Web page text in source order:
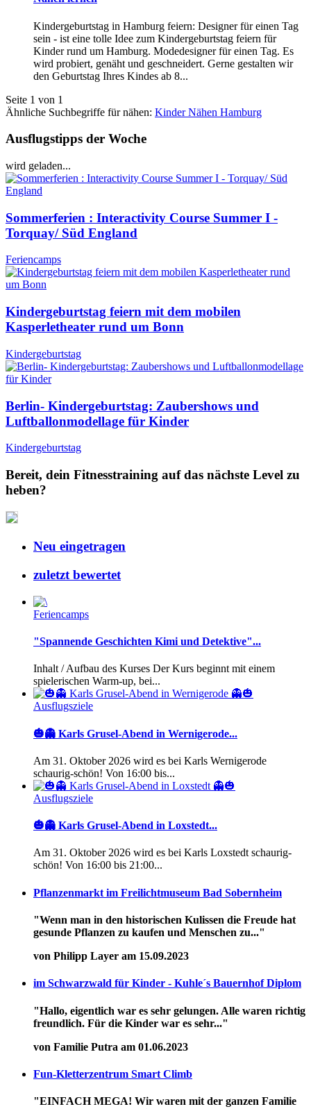
Kindergeburtstag in Hamburg feiern: Designer für einen Tag
sein - ist eine tolle Idee zum Kindergeburtstag feiern für
Kinder rund um Hamburg. Modedesigner für einen Tag. Es
wird probiert, genäht und geschneidert. Gerne gestalten wir
den Geburtstag Ihres Kindes ab 8...
Seite 1 von 1
Ähnliche Suchbegriffe für nähen: Kinder Nähen Hamburg
Ausflugstipps der Woche
wird geladen...
Sommerferien : Interactivity Course Summer I -
Torquay/ Süd England
Feriencamps
Kindergeburtstag feiern mit dem mobilen
Kasperletheater rund um Bonn
Kindergeburtstag
Berlin- Kindergeburtstag: Zaubershows und
Luftballonmodellage für Kinder
Kindergeburtstag
Bereit, dein Fitnesstraining auf das nächste Level zu
heben?
Neu eingetragen
zuletzt bewertet
Feriencamps
"Spannende Geschichten Kimi und Detektive"...
Inhalt / Aufbau des Kurses Der Kurs beginnt mit einem
spielerischen Warm-up, bei...
Ausflugsziele
🎃👻 Karls Grusel-Abend in Wernigerode...
Am 31. Oktober 2026 wird es bei Karls Wernigerode
schaurig-schön! Von 16:00 bis...
Ausflugsziele
🎃👻 Karls Grusel-Abend in Loxstedt...
Am 31. Oktober 2026 wird es bei Karls Loxstedt schaurig-
schön! Von 16:00 bis 21:00...
Pflanzenmarkt im Freilichtmuseum Bad Sobernheim
"Wenn man in den historischen Kulissen die Freude hat
gesunde Pflanzen zu kaufen und Menschen zu..."
von Philipp Layer am 15.09.2023
im Schwarzwald für Kinder - Kuhle´s Bauernhof Diplom
"Hallo, eigentlich war es sehr gelungen. Alle waren richtig
freundlich. Für die Kinder war es sehr..."
von Familie Putra am 01.06.2023
Fun-Kletterzentrum Smart Climb
"EINFACH MEGA! Wir waren mit der ganzen Familie